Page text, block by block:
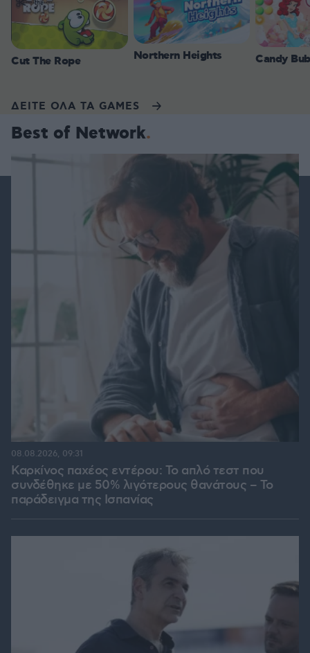
Cut The Rope Northern Heights Candy
ΔΕΙΤΕ ΟΛΑ ΤΑ GAMES
Best of Network
Καρκίνος παχέος εντέρου: Το απλό τεστ που
συνδέθηκε με 50% λιγότερους θανάτους – Το
παράδειγμα της Ισπανίας
08.08.2026, 09:31